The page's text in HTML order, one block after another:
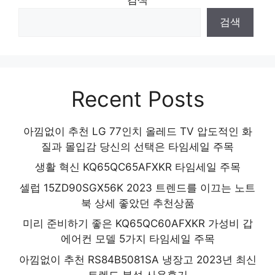
검색
Recent Posts
아낌없이 추천 LG 77인치 올레드 TV 압도적인 화
질과 몰입감 당신의 선택은 타임세일 주목
생활 혁신 KQ65QC65AFXKR 타임세일 주목
셀럽 15ZD90SGX56K 2023 트렌드를 이끄는 노트
북 상세 좋았던 추천상품
미리 준비하기 좋은 KQ65QC60AFXKR 가성비 갑
에어컨 모델 5가지 타임세일 주목
아낌없이 추천 RS84B5081SA 냉장고 2023년 최신